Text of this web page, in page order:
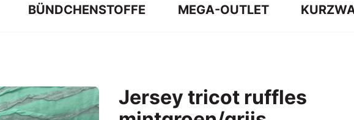
BÜNDCHENSTOFFE MEGA-OUTLET
Jersey tricot ruffles